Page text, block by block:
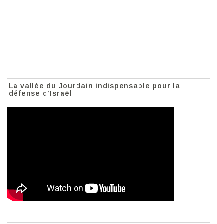
La vallée du Jourdain indispensable pour la
défense d’Israël